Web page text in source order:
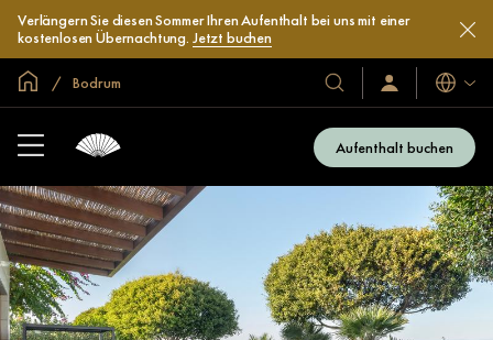
Verlängern Sie diesen Sommer Ihren Aufenthalt bei uns mit einer
kostenlosen Übernachtung. Jetzt buchen
In der Welt zu Hause
Bodrum
Unsere
Hotels
und
Resorts
Anmelden/Jetzt
beitreten
Sprachen
Aufenthalt buchen